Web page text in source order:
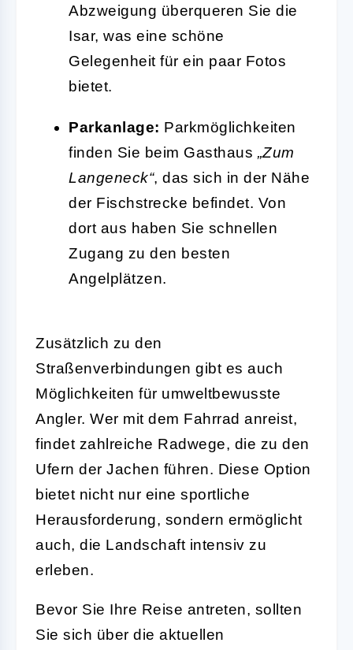
Abzweigung überqueren Sie die
Isar, was eine schöne
Gelegenheit für ein paar Fotos
bietet.
Parkanlage: Parkmöglichkeiten
finden Sie beim Gasthaus „Zum
Langeneck“, das sich in der Nähe
der Fischstrecke befindet. Von
dort aus haben Sie schnellen
Zugang zu den besten
Angelplätzen.
Zusätzlich zu den
Straßenverbindungen gibt es auch
Möglichkeiten für umweltbewusste
Angler. Wer mit dem Fahrrad anreist,
findet zahlreiche Radwege, die zu den
Ufern der Jachen führen. Diese Option
bietet nicht nur eine sportliche
Herausforderung, sondern ermöglicht
auch, die Landschaft intensiv zu
erleben.
Bevor Sie Ihre Reise antreten, sollten
Sie sich über die aktuellen